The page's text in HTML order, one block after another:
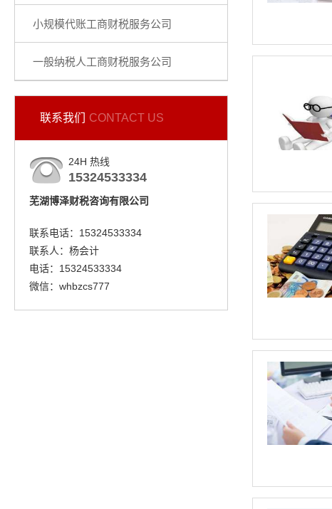
小规模代账工商财税服务公司
一般纳税人工商财税服务公司
联系我们 CONTACT US
24H 热线
15324533334
芜湖博泽财税咨询有限公司
联系电话：15324533334
联系人：杨会计
电话：15324533334
微信：whbzcs777